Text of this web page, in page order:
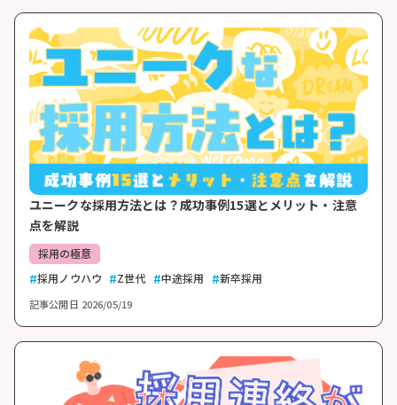
ユニークな採用方法とは？成功事例15選とメリット・注意
点を解説
採用の極意
採用ノウハウ
Z世代 中途採用 新卒採用
記事公開日 2026/05/19